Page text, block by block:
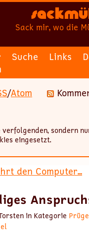
Sack mir, wo die
Suche Links
/Atom
verfolgenden, sondern
eingesetzt.
den Computer...
in Kategorie